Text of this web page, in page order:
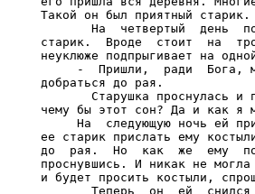
Такой он был приятный
На  четвертый  день
старик.  Вроде  стоит  на
неуклюже подпрыгивает на
-  Пришли,  ради  Бога,
добраться до рая.
Старушка проснулась и
чему бы этот сон? Да и как я
На  следующую ночь ей
ее старик прислать ему
до  рая.  Но  как  же  ему
проснувшись. И никак не
и будет просить костыли,
Теперь  он  ей